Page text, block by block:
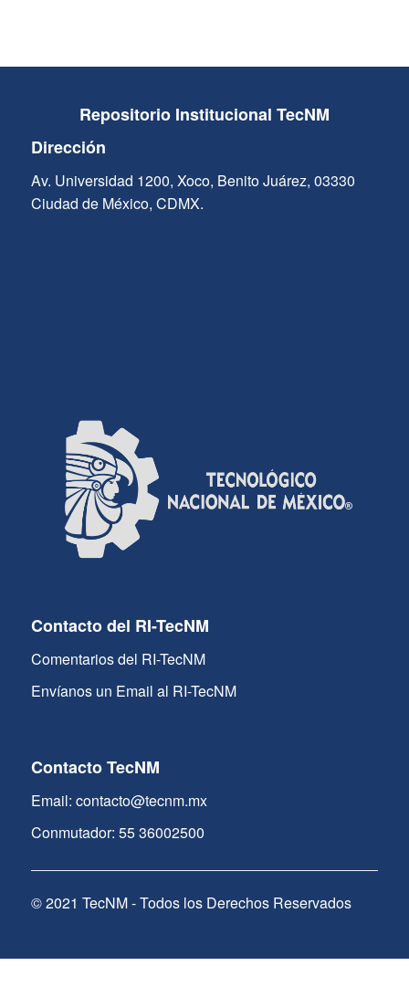
Repositorio Institucional TecNM
Dirección
Av. Universidad 1200, Xoco, Benito Juárez, 03330
Ciudad de México, CDMX.
Contacto del RI-TecNM
Comentarios del RI-TecNM
Envíanos un Email al RI-TecNM
Contacto TecNM
Email: contacto@tecnm.mx
Conmutador: 55 36002500
© 2021 TecNM - Todos los Derechos Reservados